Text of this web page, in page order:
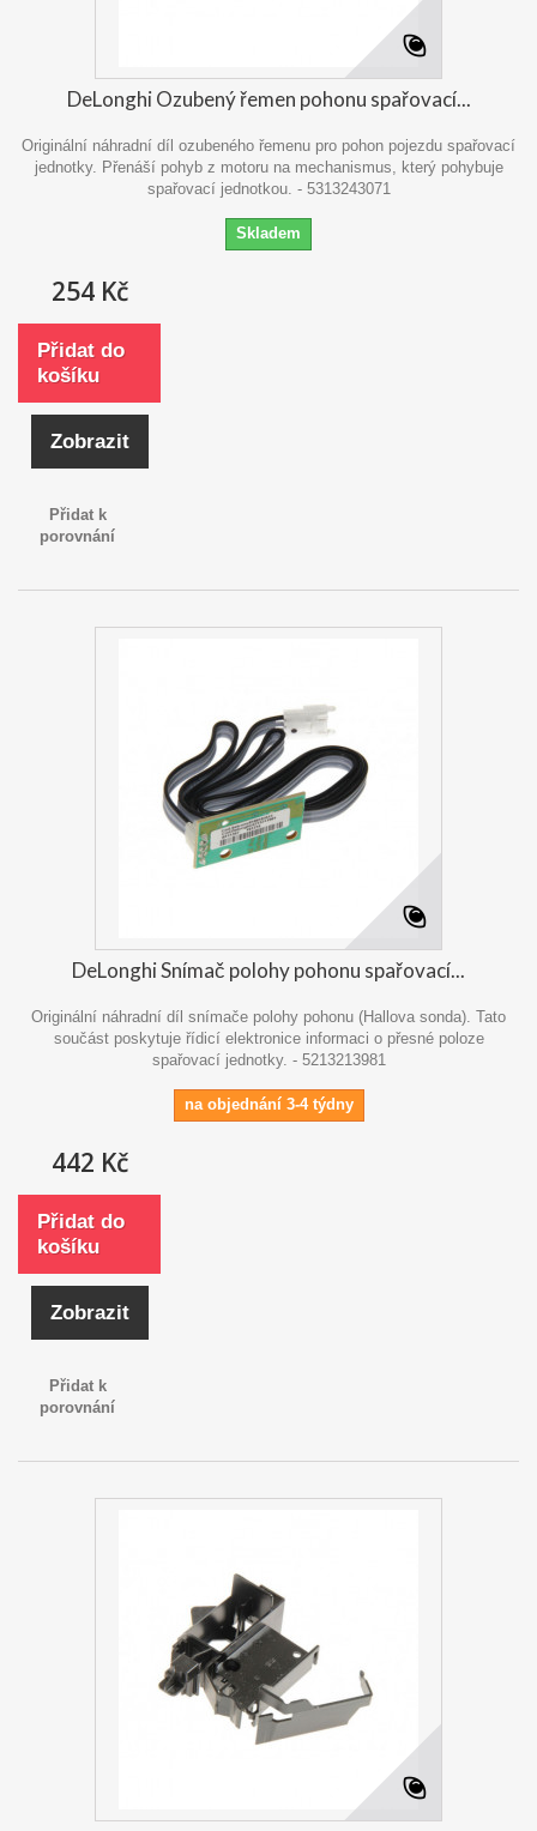
DeLonghi Ozubený řemen pohonu spařovací...
Originální náhradní díl ozubeného řemenu pro pohon pojezdu spařovací
jednotky. Přenáší pohyb z motoru na mechanismus, který pohybuje
spařovací jednotkou. - 5313243071
Skladem
254 Kč
Přidat do
košíku
Zobrazit
Přidat k
porovnání
DeLonghi Snímač polohy pohonu spařovací...
Originální náhradní díl snímače polohy pohonu (Hallova sonda). Tato
součást poskytuje řídicí elektronice informaci o přesné poloze
spařovací jednotky. - 5213213981
na objednání 3-4 týdny
442 Kč
Přidat do
košíku
Zobrazit
Přidat k
porovnání